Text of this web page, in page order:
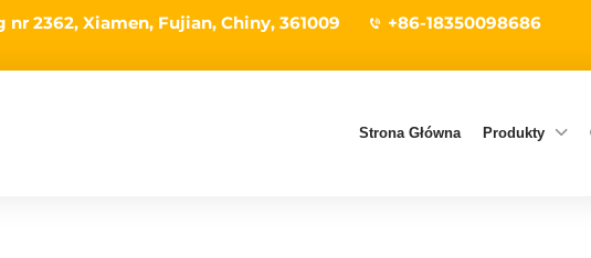
2362, Xiamen, Fujian, Chiny, 361009
+86-18350098686
Strona Główna Produkty